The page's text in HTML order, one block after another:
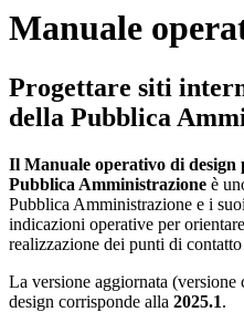
Manuale
Progettare siti
della Pubblica
Il Manuale operativo di design
Pubblica Amministrazione è
Pubblica Amministrazione e i
indicazioni operative per
realizzazione dei punti di
La versione aggiornata
design corrisponde alla 2025.1.